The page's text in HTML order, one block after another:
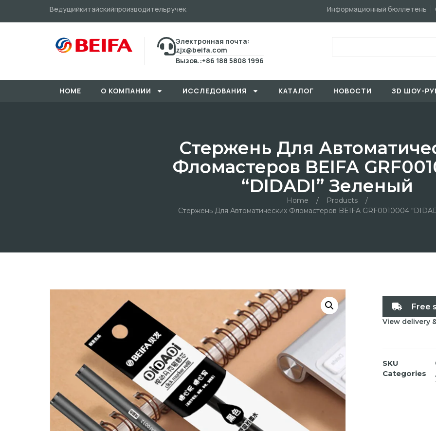
Ведущийкитайскийпроизводительручек Информационный бюллетень
Электронная почта:
zjx@beifa.com
Вызов.:+86 188 5808 1996
HOME О КОМПАНИИ ИССЛЕДОВАHИЯ КАТАЛОГ HОBOCTИ ЗD ШОУ-
Стержень Для
Фломастеров BEIFA
“DIDADI” Зеленый
Home / Products
/
Стержень Для Автоматических Фломастеров BEIFA GRF0010004
Free
View delivery
SKU
Categories